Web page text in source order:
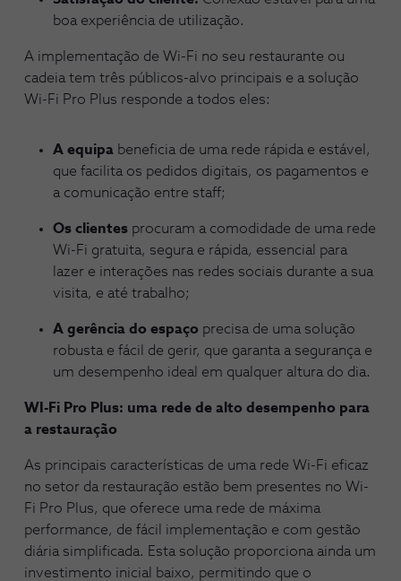
boa experiência de utilização.
A implementação de Wi-Fi no seu restaurante ou
cadeia tem três públicos-alvo principais e a solução
Wi-Fi Pro Plus responde a todos eles:
A equipa beneficia de uma rede rápida e estável,
que facilita os pedidos digitais, os pagamentos e
a comunicação entre staff;
Os clientes procuram a comodidade de uma rede
Wi-Fi gratuita, segura e rápida, essencial para
lazer e interações nas redes sociais durante a sua
visita, e até trabalho;
A gerência do espaço precisa de uma solução
robusta e fácil de gerir, que garanta a segurança e
um desempenho ideal em qualquer altura do dia.
WI-Fi Pro Plus: uma rede de alto desempenho para
a restauração
As principais características de uma rede Wi-Fi eficaz
no setor da restauração estão bem presentes no Wi-
Fi Pro Plus, que oferece uma rede de máxima
performance, de fácil implementação e com gestão
diária simplificada. Esta solução proporciona ainda um
investimento inicial baixo, permitindo que o